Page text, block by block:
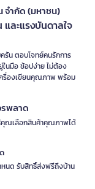
จำกัด (มหาชน)
ละแรงบันดาลใจ
รัน ตอบโจทย์คนรักการ
นมือ ช้อปง่าย ไม่ต้อง
ครื่องเขียนคุณภาพ พร้อม
พลาด
คุณเลือกสินค้าคุณภาพได้
นด รับสิทธิ์ส่งฟรีถึงบ้าน